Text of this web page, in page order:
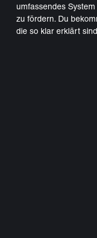
umfassendes
zu fördern. Du
die so klar erklärt